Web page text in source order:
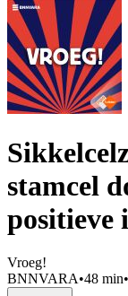
stamcel
positieve
Vroeg!
BNNVARA•48 min•